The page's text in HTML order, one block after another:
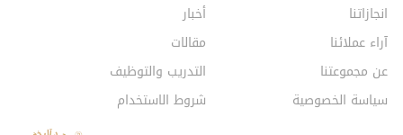
انجازاتنا
آراء عملائنا
عن مجموعتنا
سياسة الخصوصية
أخبار
مقالات
التدريب والتوظيف
شروط الاستخدام